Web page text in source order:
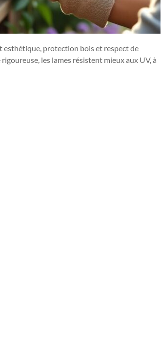
esthétique, protection bois et respect de
les lames résistent mieux aux UV, à